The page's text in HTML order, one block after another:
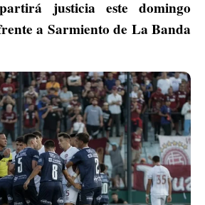
justicia este domingo
a Sarmiento de La Banda